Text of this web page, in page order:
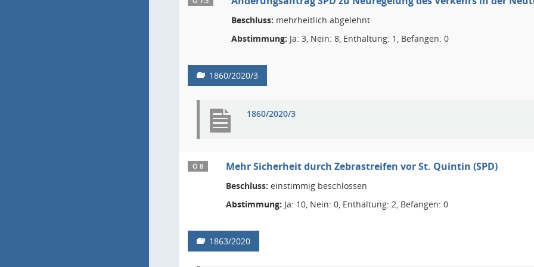
Beschluss: mehrheitlich abgelehnt
Abstimmung: Ja: 3, Nein: 8, Enthaltung: 1, Befangen: 0
1860/2020/3
1860/2020/3
Ö 8 Mehr Sicherheit durch Zebrastreifen vor St. Quintin (SPD)
Beschluss: einstimmig beschlossen
Abstimmung: Ja: 10, Nein: 0, Enthaltung: 2, Befangen: 0
1863/2020